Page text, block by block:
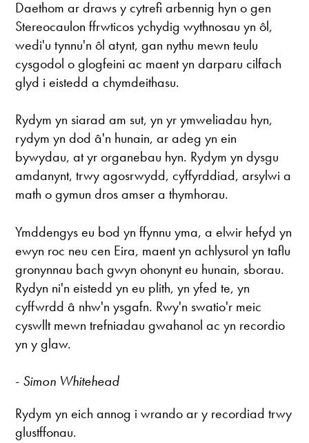
Daethom ar draws y cytrefi arbennig hyn o gen
Stereocaulon ffrwticos ychydig wythnosau yn ôl,
wedi'u tynnu'n ôl atynt, gan nythu mewn teulu
cysgodol o glogfeini ac maent yn darparu cilfach
glyd i eistedd a chymdeithasu.
Rydym yn siarad am sut, yn yr ymweliadau hyn,
rydym yn dod â'n hunain, ar adeg yn ein
bywydau, at yr organebau hyn. Rydym yn dysgu
amdanynt, trwy agosrwydd, cyffyrddiad, arsylwi a
math o gymun dros amser a thymhorau.
Ymddengys eu bod yn ffynnu yma, a elwir hefyd yn
ewyn roc neu cen Eira, maent yn achlysurol yn taflu
gronynnau bach gwyn ohonynt eu hunain, sborau.
Rydyn ni'n eistedd yn eu plith, yn yfed te, yn
cyffwrdd â nhw'n ysgafn. Rwy'n swatio'r meic
cyswllt mewn trefniadau gwahanol ac yn recordio
yn y glaw.
- Simon Whitehead
Rydym yn eich annog i wrando ar y recordiad trwy
glustffonau.